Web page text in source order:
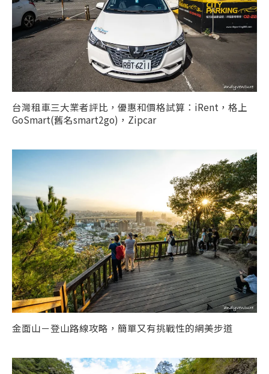
台灣租車三大業者評比，優惠和價格試算：iRent，格上
GoSmart(舊名smart2go)，Zipcar
金面山－登山路線攻略，簡單又有挑戰性的網美步道